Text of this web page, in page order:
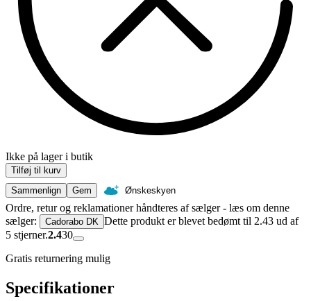
Ikke på lager i butik
Tilføj til kurv
Sammenlign
Gem Ønskeskyen
Ordre, retur og reklamationer håndteres af sælger - læs om denne
sælger:
Cadorabo DK Dette produkt er blevet bedømt til 2.43 ud af
5 stjerner.2.430
Gratis returnering mulig
Specifikationer